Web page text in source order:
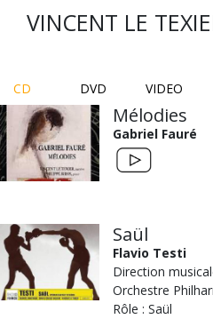
VINCENT LE
CD DVD VIDEO
Mélodies
Gabriel Fauré
Saül
Flavio Testi
Direction
Orchestre
Rôle : Saül